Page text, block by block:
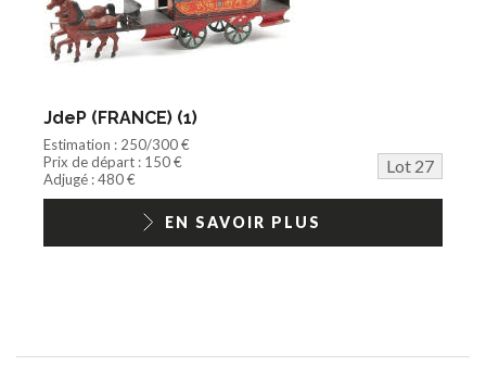
JdeP (FRANCE) (1)
Estimation : 250/300 €
Prix de départ : 150 €
Lot 27
Adjugé : 480 €
EN SAVOIR PLUS